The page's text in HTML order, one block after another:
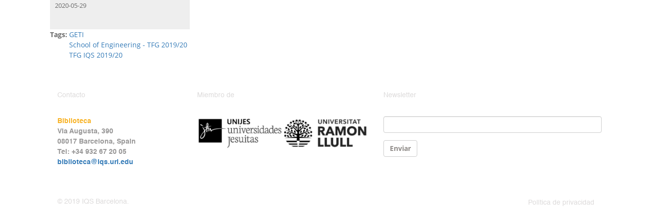
2020-05-29
Tags: GETI
School of Engineering - TFG 2019/20
TFG IQS 2019/20
Contacto
Biblioteca
Via Augusta, 390
08017 Barcelona, Spain
Tel: +34 932 67 20 05
biblioteca@iqs.url.edu
Miembro de Newsletter
Email
Enviar
© 2019 IQS Barcelona. Política de privacidad